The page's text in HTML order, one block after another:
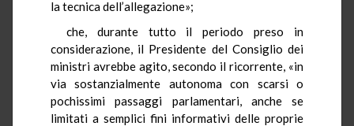
la tecnica dell’allegazione»;
che, durante tutto il periodo preso in
considerazione, il Presidente del Consiglio dei
ministri avrebbe agito, secondo il ricorrente, «in
via sostanzialmente autonoma con scarsi o
pochissimi passaggi parlamentari, anche se
limitati a semplici fini informativi delle proprie